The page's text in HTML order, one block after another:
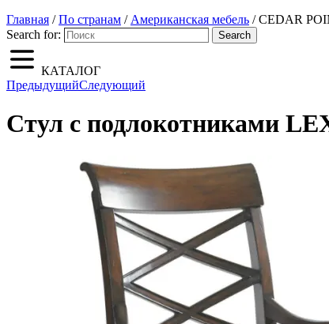
Главная /По странам / Американская мебель / CEDAR
Search for:
Search
КАТАЛОГ
ПредыдущийСледующий
Стул с подлокотниками